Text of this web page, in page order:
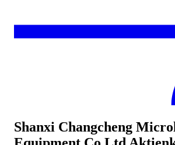
Shanxi Changcheng